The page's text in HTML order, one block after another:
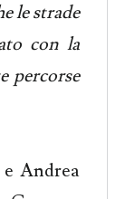
le strade
con la
percorse
Andrea